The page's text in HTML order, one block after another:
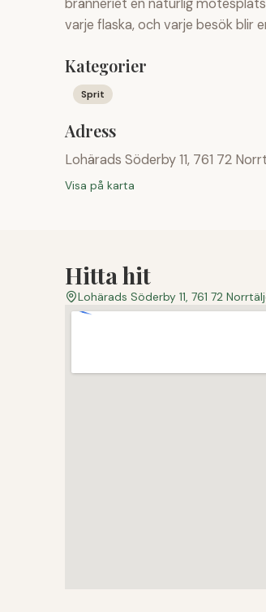
bränneriet en naturlig
varje flaska, och varje besök blir
Kategorier
Sprit
Adress
Lohärads Söderby 11, 761 72
Visa på karta
Hitta hit
Lohärads Söderby 11, 761 72